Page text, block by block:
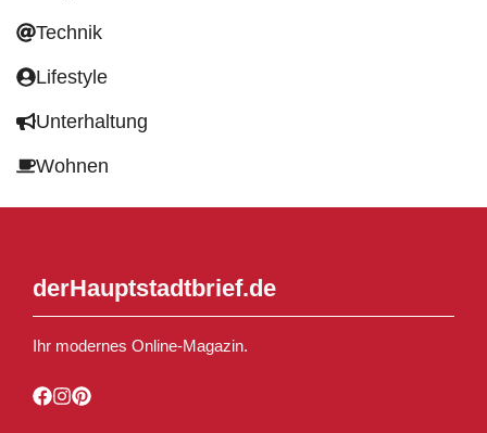
Technik
Lifestyle
Unterhaltung
Wohnen
derHauptstadtbrief.de
Ihr modernes Online-Magazin.